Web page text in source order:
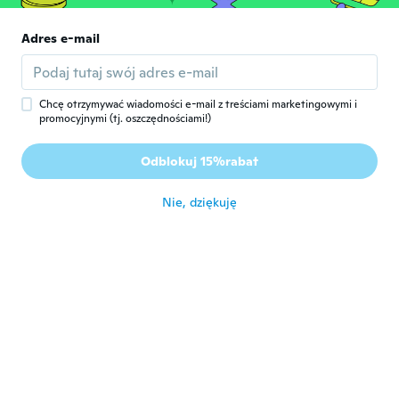
Rok dołączenia 2020 · 160 opinie · 2 przesłane
perfectly and one fitted good but not
perfect but happy with both.
około 5 roku temu
K Karen
Rok dołączenia 2017 · 162 opinie · 23 przesłane
I love them they look so nice
Adres e-mail
Chcę otrzymywać wiadomości e-mail z treściami marketingowymi i
promocyjnymi (tj. oszczędnościami!)
Odblokuj 15%rabat
Nie, dziękuję